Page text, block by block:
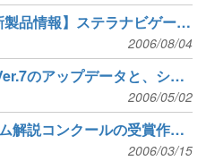
【アストロアーツ新製品情報】ステラナビゲータ Ver.8がこの秋登場
2006/08/04
ステラナビゲータ Ver.7のアップデータと、シュワスマン・ワハマン彗星の表示ファイルを公開
2006/05/02
第2回プラネタリウム解説コンクールの受賞作を、ステラナビゲータ Ver.7用に番組化
2006/03/15